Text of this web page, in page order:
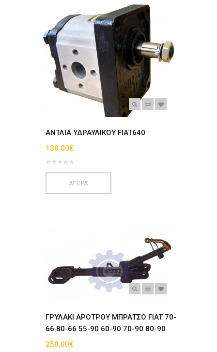
ΑΝΤΛΙΑ ΥΔΡΑΥΛΙΚΟΥ FIAT640
130.00€
ΑΓΟΡΑ
ΓΡΥΛΑΚΙ ΑΡΟΤΡΟΥ ΜΠΡΑΤΣΟ FIAT 70-
66 80-66 55-90 60-90 70-90 80-90
250.00€